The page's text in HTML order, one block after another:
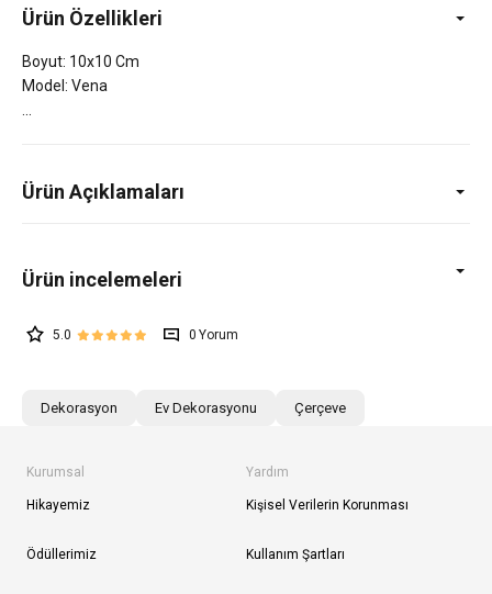
Ürün Özellikleri
Boyut: 10x10 Cm
Model: Vena
Ürün Açıklamaları
5.0 0
Dekorasyon Ev Dekorasyonu Çerçeve
Kurumsal
Hikayemiz
Ödüllerimiz
Yardım
Kişisel Verilerin Korunması
Kullanım Şartları